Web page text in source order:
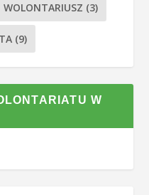
WOLONTARIUSZ (3)
(9)
W